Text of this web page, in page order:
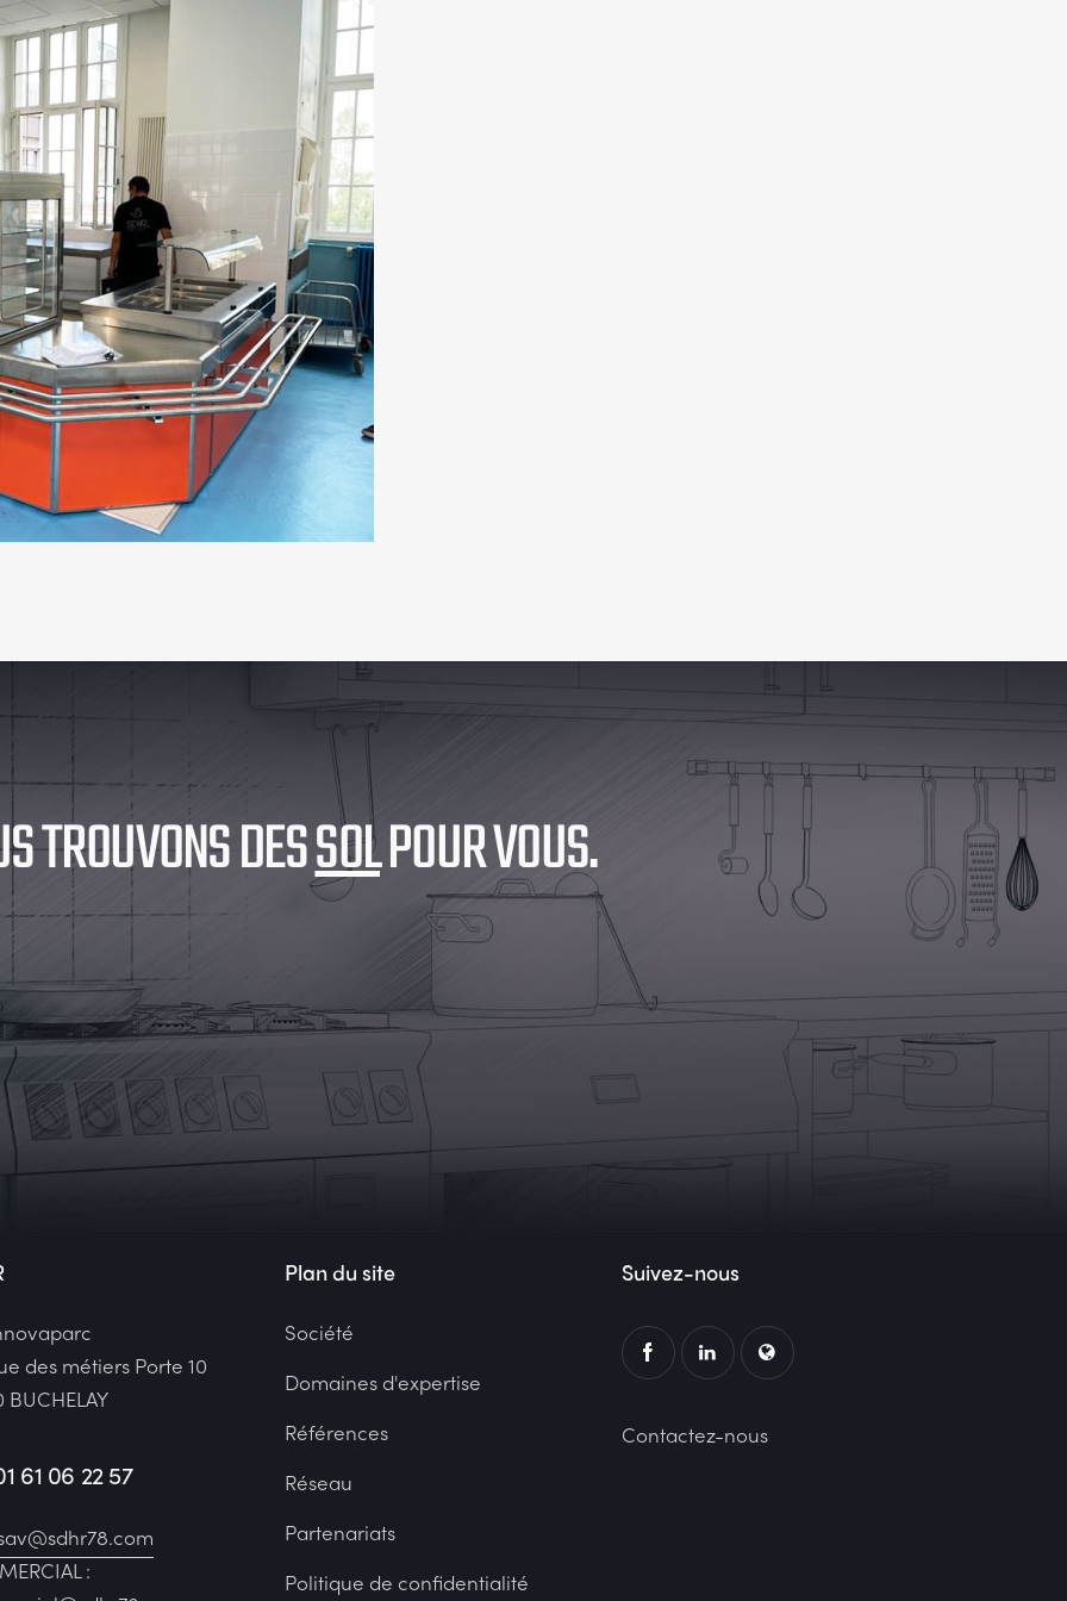
DESSOLUTIONSPOUR VOUS.
des métiers Porte 10
61 06 22 57
:
Plan du site
Société
Domaines d'expertise
Références
Réseau
Partenariats
Politique de confidentialité
Suivez-nous
Contactez-nous